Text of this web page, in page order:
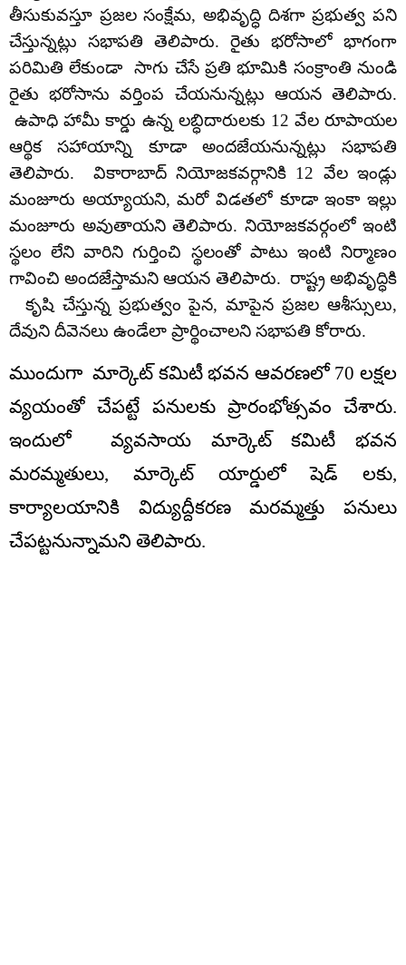
తీసుకువస్తూ ప్రజల సంక్షేమ, అభివృద్ధి దిశగా ప్రభుత్వ పని
చేస్తున్నట్లు సభాపతి తెలిపారు. రైతు భరోసాలో భాగంగా
పరిమితి లేకుండా సాగు చేసే ప్రతి భూమికి సంక్రాంతి నుండి
రైతు భరోసాను వర్తింప చేయనున్నట్లు ఆయన తెలిపారు.
ఉపాధి హామీ కార్డు ఉన్న లబ్ధిదారులకు 12 వేల రూపాయల
ఆర్థిక సహాయాన్ని కూడా అందజేయనున్నట్లు సభాపతి
తెలిపారు. వికారాబాద్ నియోజకవర్గానికి 12 వేల ఇండ్లు
మంజూరు అయ్యాయని, మరో విడతలో కూడా ఇంకా ఇల్లు
మంజూరు అవుతాయని తెలిపారు. నియోజకవర్గంలో ఇంటి
స్థలం లేని వారిని గుర్తించి స్థలంతో పాటు ఇంటి నిర్మాణం
గావించి అందజేస్తామని ఆయన తెలిపారు. రాష్ట్ర అభివృద్ధికి
కృషి చేస్తున్న ప్రభుత్వం పైన, మాపైన ప్రజల ఆశీస్సులు,
దేవుని దీవెనలు ఉండేలా ప్రార్థించాలని సభాపతి కోరారు.
ముందుగా మార్కెట్ కమిటీ భవన ఆవరణలో 70 లక్షల
వ్యయంతో చేపట్టే పనులకు ప్రారంభోత్సవం చేశారు.
ఇందులో వ్యవసాయ మార్కెట్ కమిటీ భవన
మరమ్మతులు, మార్కెట్ యార్డులో షెడ్ లకు,
కార్యాలయానికి విద్యుద్దీకరణ మరమ్మత్తు పనులు
చేపట్టనున్నామని తెలిపారు.